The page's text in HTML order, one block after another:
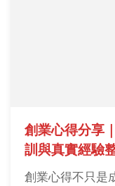
創業心得分享
訓與真實經驗
創業心得不只是